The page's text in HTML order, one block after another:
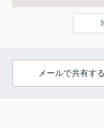
メールで共有する